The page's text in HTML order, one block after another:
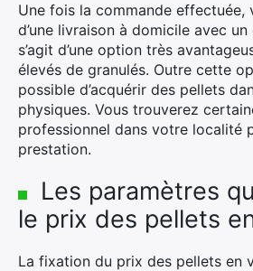
Une fois la commande effectuée,
d’une livraison à domicile avec
s’agit d’une option très
élevés de granulés. Outre cette
possible d’acquérir des pellets
physiques. Vous trouverez
professionnel dans votre localité
prestation.
Les paramètres
le prix des pellets
La fixation du prix des pellets en
Rechercher
: